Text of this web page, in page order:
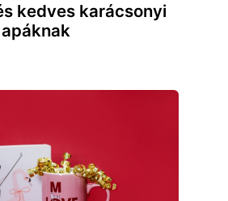
kedves karácsonyi